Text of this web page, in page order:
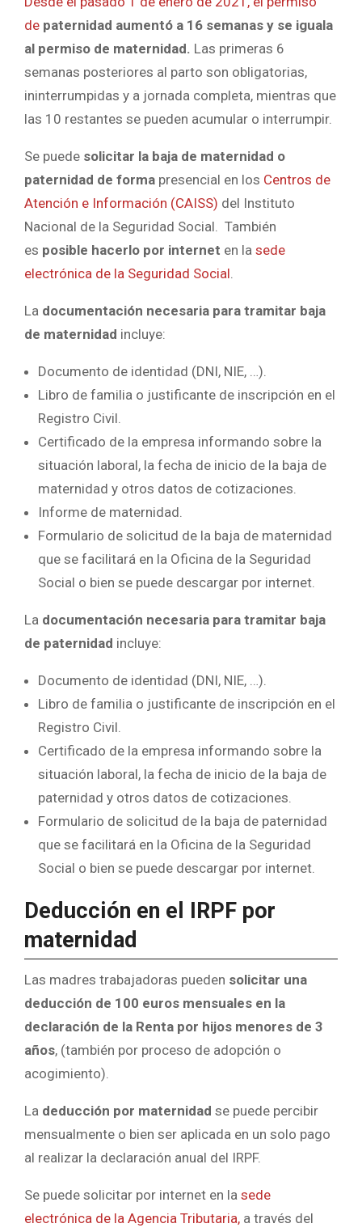
de paternidad aumentó a 16 semanas y se iguala
al permiso de maternidad. Las primeras 6
semanas posteriores al parto son obligatorias,
ininterrumpidas y a jornada completa, mientras que
las 10 restantes se pueden acumular o interrumpir.
Se puede solicitar la baja de maternidad o
paternidad de forma presencial en los Centros de
Atención e Información (CAISS) del Instituto
Nacional de la Seguridad Social. También
es posible hacerlo por internet en la sede
electrónica de la Seguridad Social
La documentación necesaria para tramitar baja
de maternidad incluye:
Documento de identidad (DNI, NIE, …).
Libro de familia o justificante de inscripción en el
Registro Civil.
Certificado de la empresa informando sobre la
situación laboral, la fecha de inicio de la baja de
maternidad y otros datos de cotizaciones.
Informe de maternidad.
Formulario de solicitud de la baja de maternidad
que se facilitará en la Oficina de la Seguridad
Social o bien se puede descargar por internet.
La documentación necesaria para tramitar baja
de paternidad incluye:
Documento de identidad (DNI, NIE, …).
Libro de familia o justificante de inscripción en el
Registro Civil.
Certificado de la empresa informando sobre la
situación laboral, la fecha de inicio de la baja de
paternidad y otros datos de cotizaciones.
Formulario de solicitud de la baja de paternidad
que se facilitará en la Oficina de la Seguridad
Social o bien se puede descargar por internet.
Deducción en el IRPF por
maternidad
Las madres trabajadoras pueden solicitar una
deducción de 100 euros mensuales en la
declaración de la Renta por hijos menores de 3
años, (también por proceso de adopción o
acogimiento).
La deducción por maternidad se puede percibir
mensualmente o bien ser aplicada en un solo pago
al realizar la declaración anual del IRPF.
Se puede solicitar por internet en la sede
electrónica de la Agencia Tributaria, a través del